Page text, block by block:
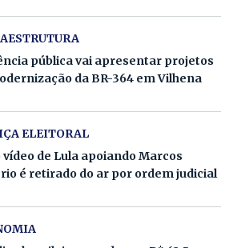
pública vai apresentar projetos
da BR-364 em Vilhena
ELEITORAL
vídeo de Lula apoiando Marcos
é retirado do ar por ordem judicial